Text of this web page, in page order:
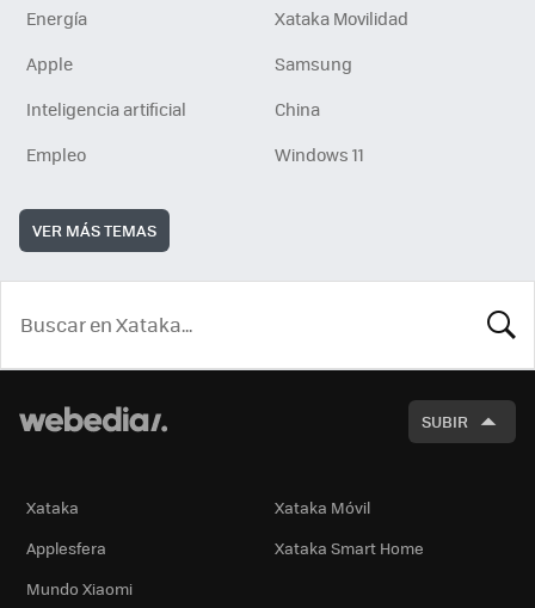
Energía
Xataka Movilidad
Apple
Samsung
Inteligencia artificial
China
Empleo
Windows 11
VER MÁS TEMAS
SUBIR
Xataka
Xataka Móvil
Applesfera
Xataka Smart Home
Mundo Xiaomi